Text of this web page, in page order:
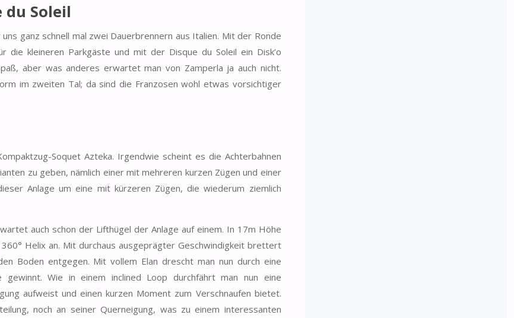
du Soleil
ganz schnell mal zwei Dauerbrennern aus Italien. Mit der Ronde
die kleineren Parkgäste und mit der Disque du Soleil ein Disk’o
aber was anderes erwartet man von Zamperla ja auch nicht.
im zweiten Tal; da sind die Franzosen wohl etwas vorsichtiger
Soquet Azteka. Irgendwie scheint es die Achterbahnen
zu geben, nämlich einer mit mehreren kurzen Zügen und einer
Anlage um eine mit kürzeren Zügen, die wiederum ziemlich
auch schon der Lifthügel der Anlage auf einem. In 17m Höhe
Helix an. Mit durchaus ausgeprägter Geschwindigkeit brettert
Boden entgegen. Mit vollem Elan drescht man nun durch eine
Wie in einem inclined Loop durchfährt man nun eine
aufweist und einen kurzen Moment zum Verschnaufen bietet.
noch an seiner Querneigung, was zu einem interessanten